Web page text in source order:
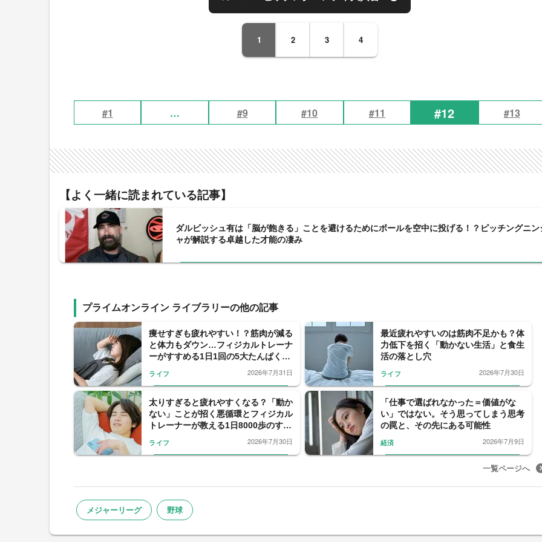
1 2 3 4
#1 … #9 #10 #11 #12 #13
【よく一緒に読まれている記事】
ダルビッシュ有は「脳が飽きる」ことを避けるためにボールを空中に投げる！？ピッチングニン
ャが解説する卓越した才能の凄み
プライムオンライン ライブラリーの他の記事
痩せすぎも疲れやすい！？筋肉が減る
と体力もダウン…フィジカルトレーナ
ーがすすめる1日1回の5大たんぱく源
ライフ 2026年7月31日
最近疲れやすいのは筋肉不足かも？体
力低下を招く「動かない生活」と食生
活の落とし穴
ライフ 2026年7月30日
太りすぎると疲れやすくなる？「動か
ない」ことが招く悪循環とフィジカル
トレーナーが教える1日8000歩のすす
ライフ 2026年7月30日
「仕事で選ばれなかった＝価値がな
い」ではない。そう思ってしまう思考
の罠と、その先にある可能性
経済 2026年7月9日
一覧ページへ
メジャーリーグ 野球